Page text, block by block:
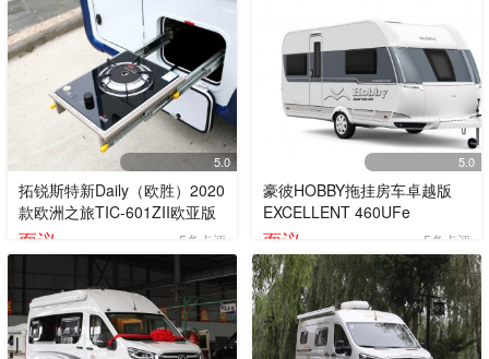
5.0
拓锐斯特新Daily（欧胜）2020
款欧洲之旅TIC-601ZII欧亚版
面议 5条点评
5.0
豪彼HOBBY拖挂房车卓越版
EXCELLENT 460UFe
面议 5条点评